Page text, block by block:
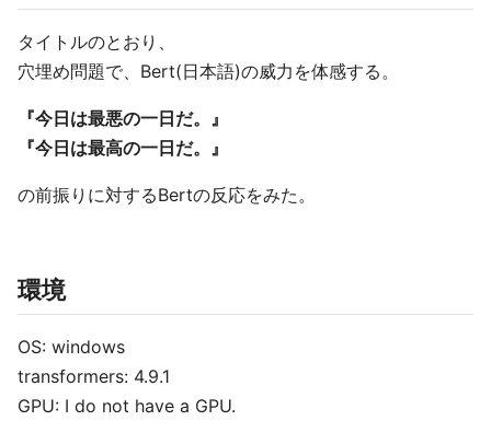
タイトルのとおり、
穴埋め問題で、Bert(日本語)の威力を体感する。
『今日は最悪の一日だ。』
『今日は最高の一日だ。』
の前振りに対するBertの反応をみた。
環境
OS: windows
transformers: 4.9.1
GPU: I do not have a GPU.